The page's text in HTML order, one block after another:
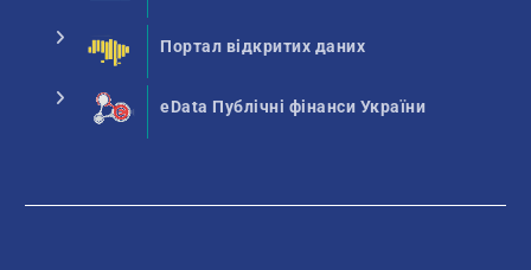
Портал відкритих даних
eData Публічні фінанси України